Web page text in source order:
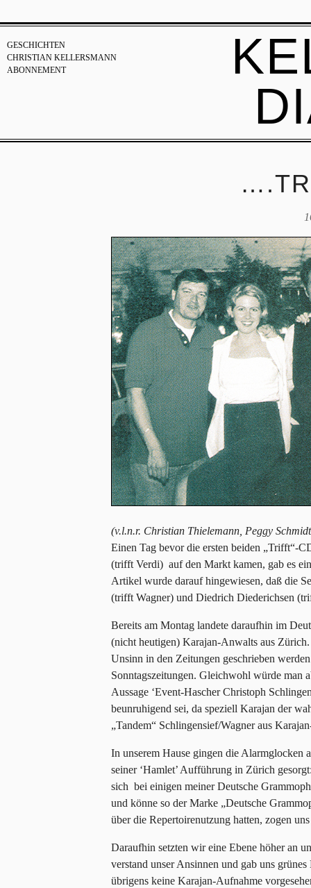
GESCHICHTEN
CHRISTIAN KELLERSMANN
ABONNEMENT
(v.l.n.r. Christian Thielemann, Peggy
Einen Tag bevor die ersten beiden „Trifft“-
(trifft Verdi) auf den Markt kamen, gab es
Artikel wurde darauf hingewiesen, daß die
(trifft Wagner) und Diedrich Diederichsen
Bereits am Montag landete daraufhin im
(nicht heutigen) Karajan-Anwalts aus
Unsinn in den Zeitungen geschrieben
Sonntagszeitungen. Gleichwohl würde man
Aussage ‘Event-Hascher Christoph
beunruhigend sei, da speziell Karajan der
„Tandem“ Schlingensief/Wagner aus
In unserem Hause gingen die Alarmglocken
seiner ‘Hamlet’ Aufführung in Zürich
sich bei einigen meiner Deutsche
und könne so der Marke „Deutsche
über die Repertoirenutzung hatten, zogen
Daraufhin setzten wir eine Ebene höher an
verstand unser Ansinnen und gab uns
übrigens keine Karajan-Aufnahme